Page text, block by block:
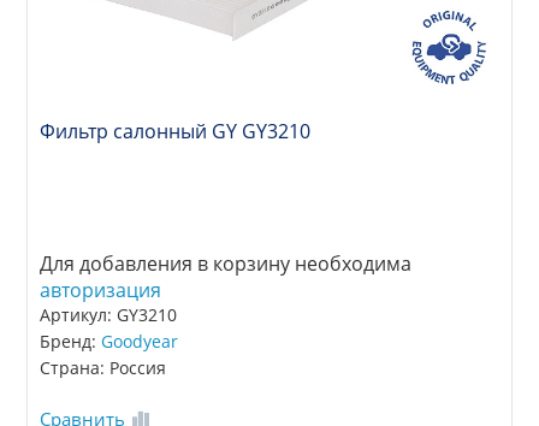
Фильтр салонный GY GY3210
Для добавления в корзину необходима
авторизация
Артикул: GY3210
Бренд:Goodyear
Страна: Россия
Сравнить